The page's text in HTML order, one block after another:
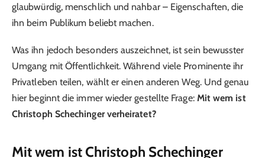
glaubwürdig, menschlich und nahbar – Eigenschaften, die
ihn beim Publikum beliebt machen.
Was ihn jedoch besonders auszeichnet, ist sein bewusster
Umgang mit Öffentlichkeit. Während viele Prominente ihr
Privatleben teilen, wählt er einen anderen Weg. Und genau
hier beginnt die immer wieder gestellte Frage: Mit wem ist
Christoph Schechinger verheiratet?
Mit wem ist Christoph Schechinger